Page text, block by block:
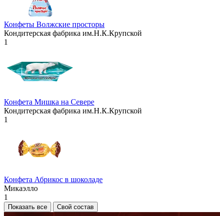
Конфеты Волжские просторы
Кондитерская фабрика им.Н.К.Крупской
1
Конфета Мишка на Севере
Кондитерская фабрика им.Н.К.Крупской
1
Конфета Абрикос в шоколаде
Микаэлло
1
Показать все Свой состав